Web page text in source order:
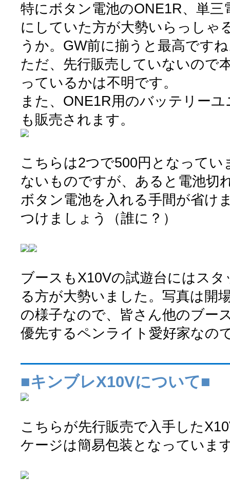
特にボタン電池のONE1R、単三
にしていた方が大勢いらっしゃ
うか。GW前に揃うと最高です
ただ、先行販売していないので
っているかは不明です。
また、ONE1R用のバッテリー
も販売されます。
こちらは2つで500円となってい
ないものですが、あると電池切
ボタン電池を入れる手間が省け
つけましょう（誰に？）
ブースもX10Vの試遊台にはス
る方が大勢いました。写真は開
の様子なので、皆さん他のブー
優先するペンライト愛好家なの
■キンブレX10Vについて■
こちらが先行販売で入手した
ケージは簡易包装となっていま